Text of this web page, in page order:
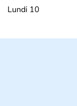
Lundi 10